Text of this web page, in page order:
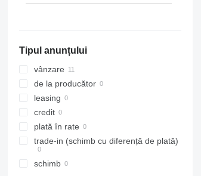
Tipul anunțului
vânzare
de la producător
leasing
credit
plată în rate
trade-in (schimb cu diferență de plată)
schimb